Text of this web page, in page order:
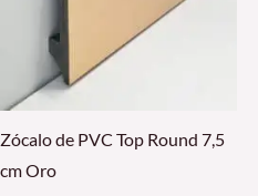
Zócalo de PVC Top Round 7,5
cm Oro